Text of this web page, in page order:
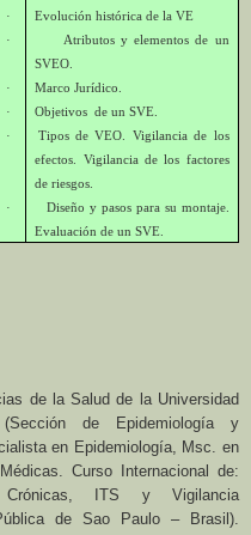
·
Evolución histórica de la VE
·
Atributos y elementos de un
SVEO.
·
Marco Jurídico.
·
Objetivos de un SVE.
·
Tipos de VEO. Vigilancia de los
efectos. Vigilancia de los factores
de riesgos.
·
Diseño y pasos para su montaje.
Evaluación de un SVE.
de la Salud de la Universidad
(Sección de Epidemiología y
en Epidemiología, Msc. en
Curso Internacional de:
Crónicas, ITS y Vigilancia
de Sao Paulo – Brasil).